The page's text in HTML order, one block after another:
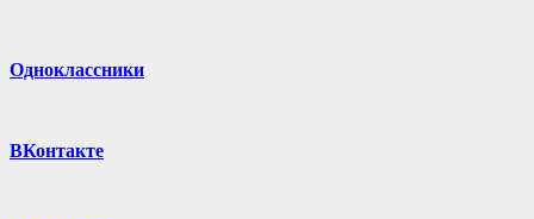
Одноклассники
ВКонтакте